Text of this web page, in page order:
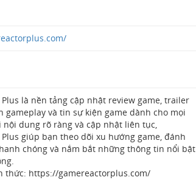
Plus là nền tảng cập nhật review game, trailer
gameplay và tin sự kiện game dành cho mọi
nội dung rõ ràng và cập nhật liên tục,
Plus giúp bạn theo dõi xu hướng game, đánh
chóng và nắm bắt những thông tin nổi bật
thức: https://gamereactorplus.com/